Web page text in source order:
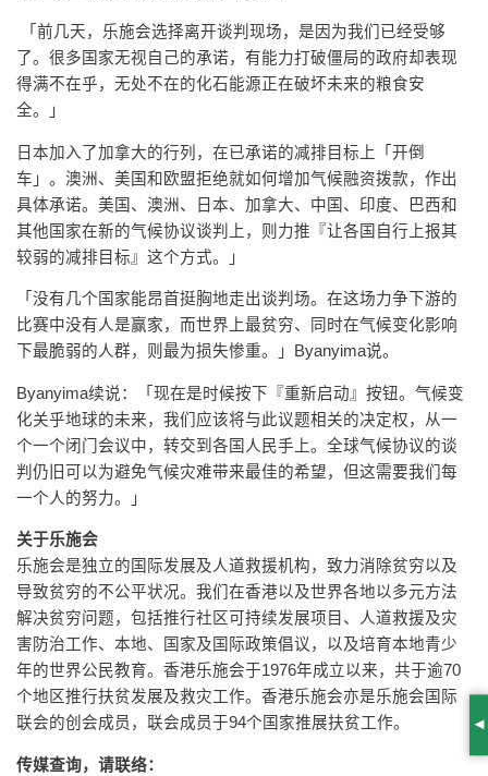
「前几天，乐施会选择离开谈判现场，是因为我们已经受够
了。很多国家无视自己的承诺，有能力打破僵局的政府却表现
得满不在乎，无处不在的化石能源正在破坏未来的粮食安
全。」
日本加入了加拿大的行列，在已承诺的减排目标上「开倒
车」。澳洲、美国和欧盟拒绝就如何增加气候融资拨款，作出
具体承诺。美国、澳洲、日本、加拿大、中国、印度、巴西和
其他国家在新的气候协议谈判上，则力推『让各国自行上报其
较弱的减排目标』这个方式。」
「没有几个国家能昂首挺胸地走出谈判场。在这场力争下游的
比赛中没有人是赢家，而世界上最贫穷、同时在气候变化影响
下最脆弱的人群，则最为损失惨重。」Byanyima说。
Byanyima续说：「现在是时候按下『重新启动』按钮。气候变
化关乎地球的未来，我们应该将与此议题相关的决定权，从一
个一个闭门会议中，转交到各国人民手上。全球气候协议的谈
判仍旧可以为避免气候灾难带来最佳的希望，但这需要我们每
一个人的努力。」
关于乐施会
乐施会是独立的国际发展及人道救援机构，致力消除贫穷以及
导致贫穷的不公平状况。我们在香港以及世界各地以多元方法
解决贫穷问题，包括推行社区可持续发展项目、人道救援及灾
害防治工作、本地、国家及国际政策倡议，以及培育本地青少
年的世界公民教育。香港乐施会于1976年成立以来，共于逾70
个地区推行扶贫发展及救灾工作。香港乐施会亦是乐施会国际
联会的创会成员，联会成员于94个国家推展扶贫工作。
传媒查询，请联络：